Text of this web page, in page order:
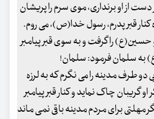
از او برنداری، موی سرم را پریشان
قبر پدرم، رسول خدا(ص)، می روم.
را گرفت و به سوی قبر پیامبر
به سلمان فرمود: سلمان!
طرف مدینه را می نگرم که به لرزه
گریبان چاک نماید و کنار قبر پیامبر
مهلتی برای مردم مدینه باقی نمی ماند